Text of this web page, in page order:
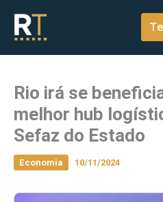
conteúdo
Rio irá se
melhor hub
Sefaz do Estado
Economia 10/11/2024